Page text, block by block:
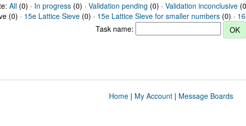
All(0) · In progress(0) · Validation pending (0) · Validation inconclusive
(0) · 15e Lattice Sieve (0) · 15e Lattice Sieve for smaller numbers (0) ·
Task name:
Home| My Account| Message Boards